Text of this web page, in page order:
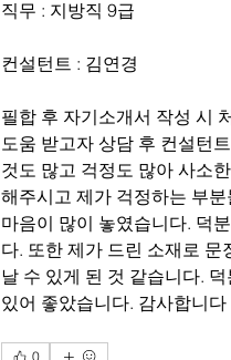
직무 : 지방직 9급
컨설턴트 : 김연경
필합 후 자기소개서 작성 시
도움 받고자 상담 후 컨설턴
것도 많고 걱정도 많아 사소
해주시고 제가 걱정하는 부
마음이 많이 놓였습니다. 덕
다. 또한 제가 드린 소재로
날 수 있게 된 것 같습니다.
있어 좋았습니다. 감사합니다
0